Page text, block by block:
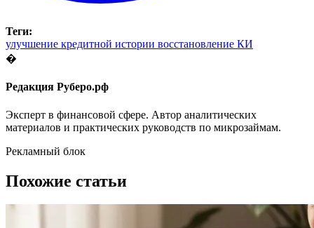
Теги:
улучшение кредитной истории восстановление КИ
�
Редакция Руберо.рф
Эксперт в финансовой сфере. Автор аналитических
материалов и практических руководств по микрозаймам.
Рекламный блок
Похожие статьи